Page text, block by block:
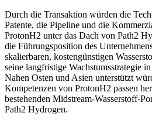
Durch die Transaktion würden die
Patente, die Pipeline und die
ProtonH2 unter das Dach von Path2
die Führungsposition des
skalierbaren, kostengünstigen
seine langfristige Wachstumsstrategie
Nahen Osten und Asien unterstützt
Kompetenzen von ProtonH2 passen
bestehenden Midstream-Wasserstoff-
Path2 Hydrogen.